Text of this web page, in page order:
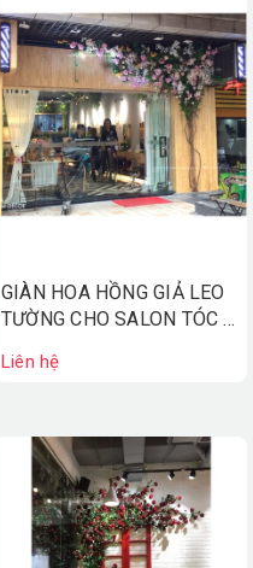
GIÀN HOA HỒNG GIẢ LEO
TƯỜNG CHO SALON TÓC -
Liên hệ